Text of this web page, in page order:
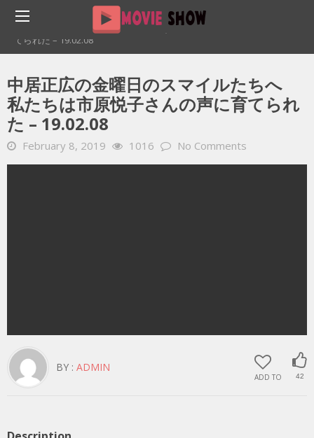
Home
YOUTUBE 動画 毎日
中居正広の金曜日のスマイルたちへ 私たちは市原悦子さんの声に育
てられた – 19.02.08
中居正広の金曜日のスマイルたちへ
私たちは市原悦子さんの声に育てられ
た – 19.02.08
February 8, 2019 1016 No Comments
ADD TO 42
BY : ADMIN